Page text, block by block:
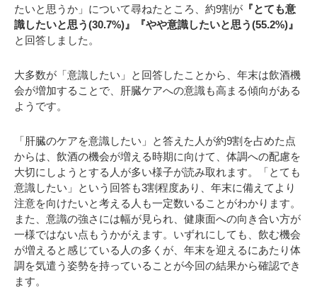
たいと思うか」について尋ねたところ、約9割が 『とても意
識したいと思う(30.7%)』『やや意識したいと思う(55.2%)』
と回答しました。
大多数が「意識したい」と回答したことから、年末は飲酒機
会が増加することで、肝臓ケアへの意識も高まる傾向がある
ようです。
「肝臓のケアを意識したい」と答えた人が約9割を占めた点
からは、飲酒の機会が増える時期に向けて、体調への配慮を
大切にしようとする人が多い様子が読み取れます。「とても
意識したい」という回答も3割程度あり、年末に備えてより
注意を向けたいと考える人も一定数いることがわかります。
また、意識の強さには幅が見られ、健康面への向き合い方が
一様ではない点もうかがえます。いずれにしても、飲む機会
が増えると感じている人の多くが、年末を迎えるにあたり体
調を気遣う姿勢を持っていることが今回の結果から確認でき
ます。